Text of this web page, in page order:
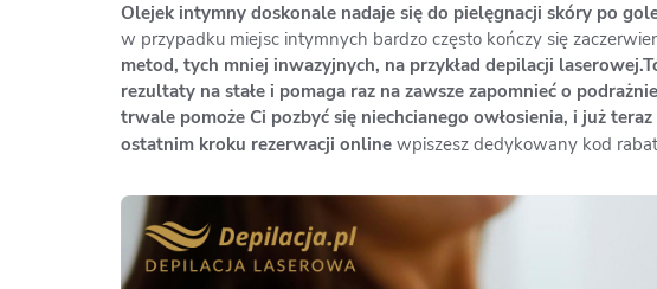
Olejek intymny doskonale nadaje się do pielęgnacji skóry po
w przypadku miejsc intymnych bardzo często kończy się
metod, tych mniej inwazyjnych, na przykład depilacji
rezultaty na stałe i pomaga raz na zawsze zapomnieć o
trwale pomoże Ci pozbyć się niechcianego owłosienia, i już
ostatnim kroku rezerwacji online wpiszesz dedykowany kod